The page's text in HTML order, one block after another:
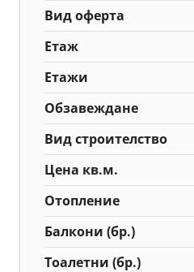
Вид оферта
Етаж
Етажи
Обзавеждане
Вид строителство
Цена кв.м.
Отопление
Балкони (бр.)
Тоалетни (бр.)